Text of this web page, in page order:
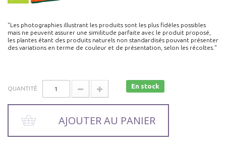
"Les photographies illustrant les produits sont les plus fidèles possibles
mais ne peuvent assurer une similitude parfaite avec le produit proposé,
les plantes étant des produits naturels non standardisés pouvant présenter
des variations en terme de couleur et de présentation, selon les récoltes."
QUANTITÉ En stock
AJOUTER AU PANIER